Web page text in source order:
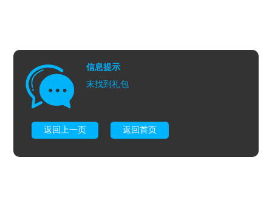
信息提示
末找到礼包
返回上一页 返回首页